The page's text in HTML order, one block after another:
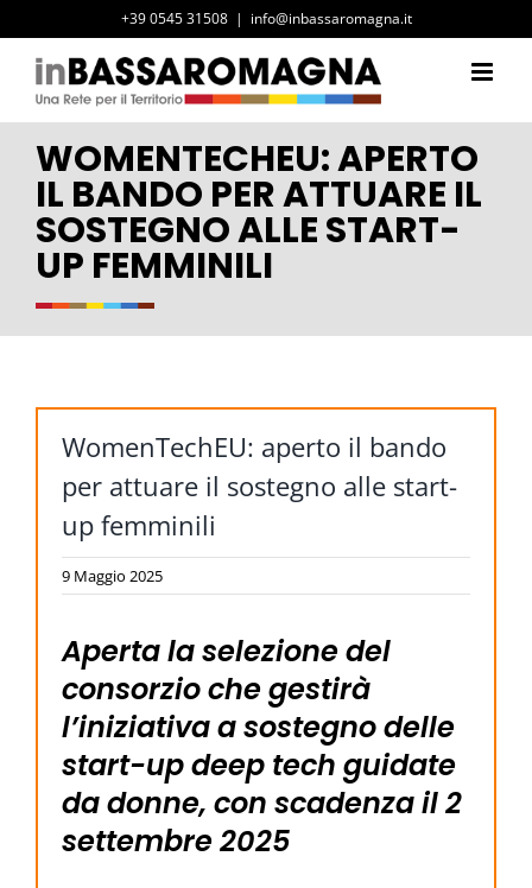
al
contenuto
+39 0545 31508 | info@inbassaromagna.it
WOMENTECHEU: APERTO
IL BANDO PER ATTUARE IL
SOSTEGNO ALLE START-
UP FEMMINILI
WomenTechEU: aperto il bando
per attuare il sostegno alle start-
up femminili
9 Maggio 2025
Aperta la selezione del
consorzio che gestirà
l’iniziativa a sostegno delle
start-up deep tech guidate
da donne, con scadenza il 2
settembre 2025